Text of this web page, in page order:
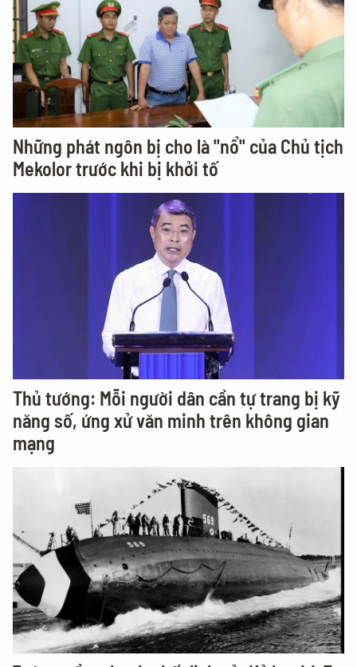
Những phát ngôn bị cho là "nổ" của Chủ tịch
Mekolor trước khi bị khởi tố
Thủ tướng: Mỗi người dân cần tự trang bị kỹ
năng số, ứng xử văn minh trên không gian
mạng